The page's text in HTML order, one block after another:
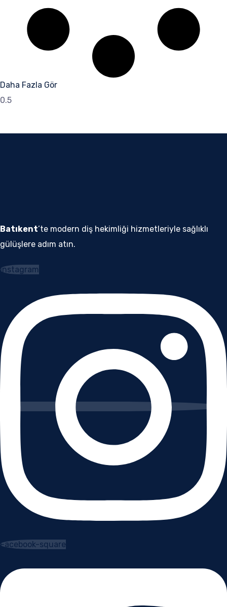
Daha Fazla Gör
Batıkent’te modern diş hekimliği hizmetleriyle sağlıklı
gülüşlere adım atın.
Instagram
Facebook-square